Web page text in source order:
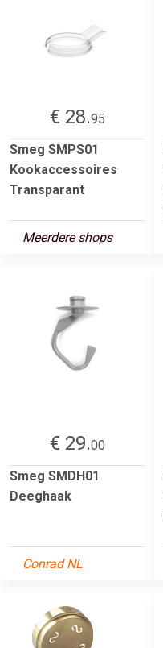
€ 28.95
Smeg SMPS01
Kookaccessoires
Transparant
Meerdere shops
€ 29.00
Smeg SMDH01
Deeghaak
Conrad NL